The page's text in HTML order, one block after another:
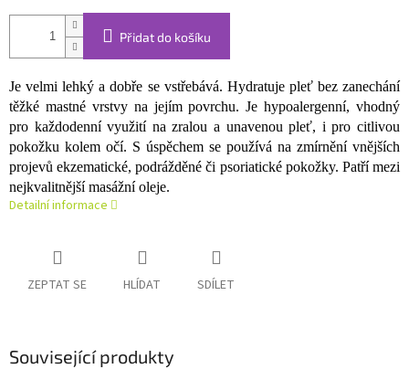
Přidat do košíku
Je velmi lehký a dobře se vstřebává. Hydratuje pleť bez zanechání
těžké mastné vrstvy na jejím povrchu. Je hypoalergenní, vhodný
pro každodenní využití na zralou a unavenou pleť, i pro citlivou
pokožku kolem očí. S úspěchem se používá na zmírnění vnějších
projevů ekzematické, podrážděné či psoriatické pokožky. Patří mezi
nejkvalitnější masážní oleje.
Detailní informace
ZEPTAT SE HLÍDAT SDÍLET
Související produkty